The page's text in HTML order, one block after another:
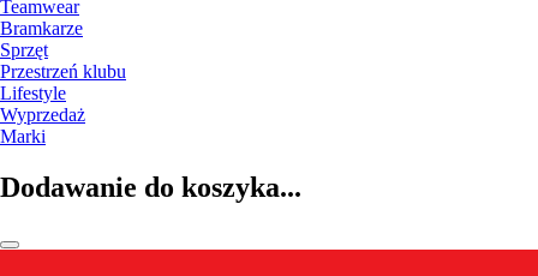
Teamwear
Bramkarze
Sprzęt
Przestrzeń klubu
Lifestyle
Wyprzedaż
Marki
Dodawanie do koszyka...